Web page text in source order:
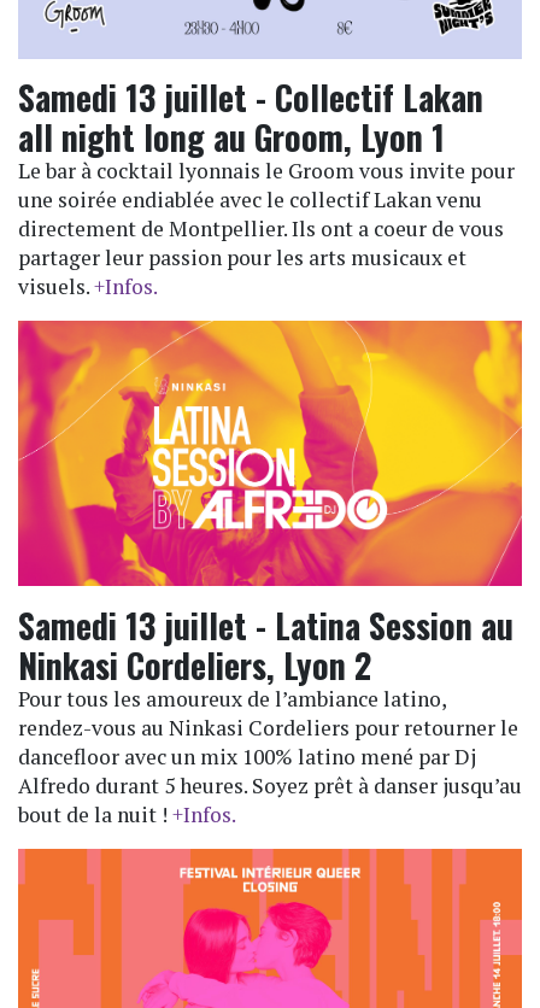
Samedi 13 juillet - Collectif Lakan
all night long au Groom, Lyon 1
Le bar à cocktail lyonnais le Groom vous invite pour
une soirée endiablée avec le collectif Lakan venu
directement de Montpellier. Ils ont a coeur de vous
partager leur passion pour les arts musicaux et
visuels.+Infos.
Samedi 13 juillet - Latina Session au
Ninkasi Cordeliers, Lyon 2
Pour tous les amoureux de l’ambiance latino,
rendez-vous au Ninkasi Cordeliers pour retourner le
dancefloor avec un mix 100% latino mené par Dj
Alfredo durant 5 heures. Soyez prêt à danser jusqu’au
bout de la nuit ! +Infos.